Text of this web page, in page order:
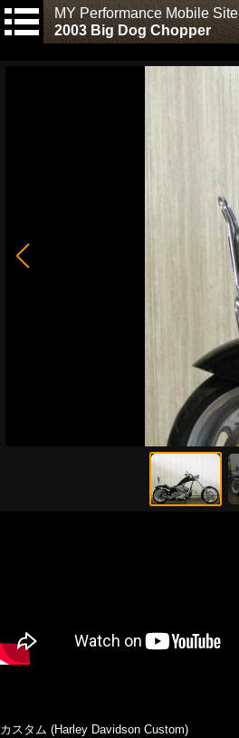
MY Performance Mobile Site
2003 Big Dog Chopper
カスタム (Harley Davidson Custom)